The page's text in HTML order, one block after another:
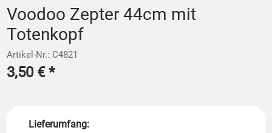
Voodoo Zepter 44cm mit
Totenkopf
Artikel-Nr.: C4821
3,50 €*
Lieferumfang: